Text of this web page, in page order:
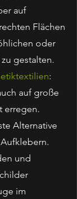
auf
Flächen
oder
gestalten.
:
auf große
erregen.
Alternative
und
im